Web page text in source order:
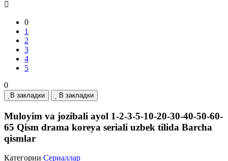
0
1
2
3
4
5
0
В закладки В закладки
Muloyim va jozibali ayol 1-2-3-5-10-20-30-40-50-60-
65 Qism drama koreya seriali uzbek tilida Barcha
qismlar
Категории Сериаллар